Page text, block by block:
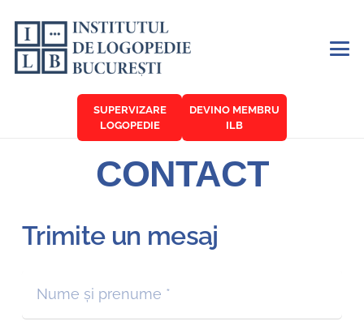
SUPERVIZARE
LOGOPEDIE
DEVINO MEMBRU
ILB
CONTACT
Trimite un mesaj